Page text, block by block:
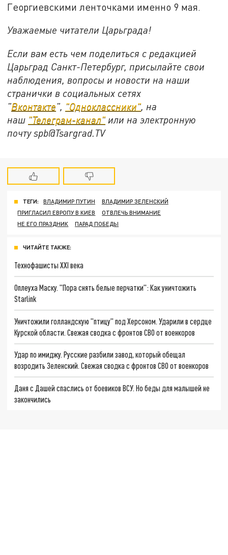
Георгиевскими ленточками именно 9 мая.
Уважаемые читатели Царьграда!
Если вам есть чем поделиться с редакцией
Царьград Санкт-Петербург, присылайте свои
наблюдения, вопросы и новости на наши
странички в социальных сетях
"Вконтакте", "Одноклассники", на
наш "Телеграм-канал" или на электронную
почту spb@Tsargrad.TV
ТЕГИ: ВЛАДИМИР ПУТИН
ВЛАДИМИР ЗЕЛЕНСКИЙ
ПРИГЛАСИЛ ЕВРОПУ В КИЕВ
ОТВЛЕЧЬ ВНИМАНИЕ
НЕ ЕГО ПРАЗДНИК
ПАРАД ПОБЕДЫ
ЧИТАЙТЕ ТАКЖЕ:
Технофашисты XXI века
Оплеуха Маску. "Пора снять белые перчатки": Как уничтожить
Starlink
Уничтожили голландскую "птицу" под Херсоном. Ударили в сердце
Курской области. Свежая сводка с фронтов СВО от военкоров
Удар по имиджу. Русские разбили завод, который обещал
возродить Зеленский. Свежая сводка с фронтов СВО от военкоров
Даня с Дашей спаслись от боевиков ВСУ. Но беды для малышей не
закончились